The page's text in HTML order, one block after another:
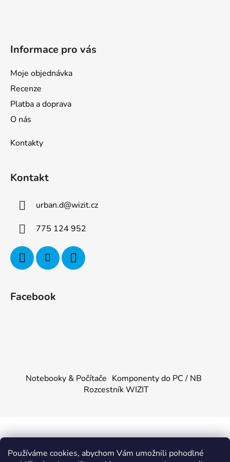
Používáme cookies, abychom Vám umožnili pohodlné
Informace pro vás
Moje objednávka
Recenze
Platba a doprava
O nás
Kontakty
Kontakt
urban.d@wizit.cz
775 124 952
Facebook
Notebooky & Počítače Komponenty do PC / NB
Rozcestník WIZIT
Copyright 2026KOMPONENTY.NET / WIZIT.EU